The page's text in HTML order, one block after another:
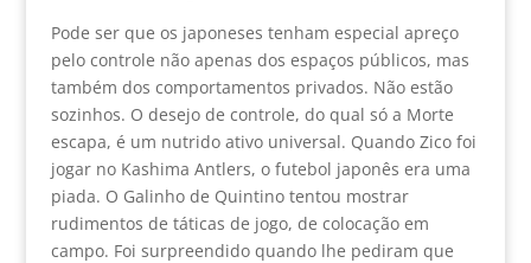
Pode ser que os japoneses tenham especial apreço
pelo controle não apenas dos espaços públicos, mas
também dos comportamentos privados. Não estão
sozinhos. O desejo de controle, do qual só a Morte
escapa, é um nutrido ativo universal. Quando Zico foi
jogar no Kashima Antlers, o futebol japonês era uma
piada. O Galinho de Quintino tentou mostrar
rudimentos de táticas de jogo, de colocação em
campo. Foi surpreendido quando lhe pediram que